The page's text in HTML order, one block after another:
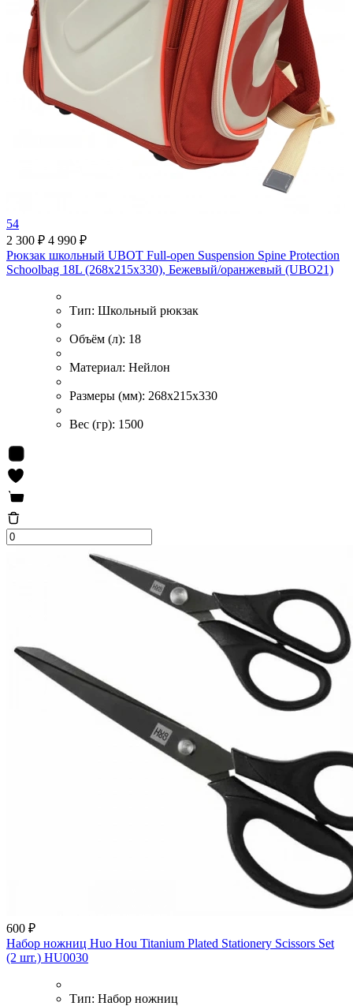
54
2 300 ₽ 4 990 ₽
Рюкзак школьный UBOT Full-open Suspension Spine Protection
Schoolbag 18L (268x215x330), Бежевый/оранжевый (UBO21)
Тип: Школьный рюкзак
Объём (л): 18
Материал: Нейлон
Размеры (мм): 268x215x330
Вес (гр): 1500
600 ₽
Набор ножниц Huo Hou Titanium Plated Stationery Scissors Set
(2 шт.) HU0030
Тип: Набор ножниц